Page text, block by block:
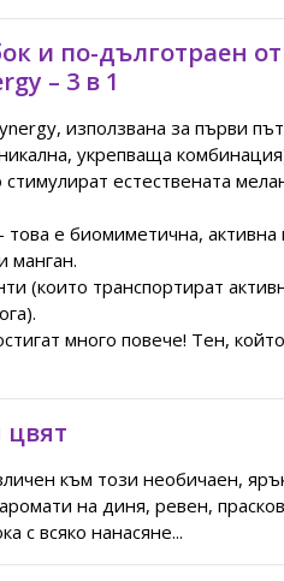
и по-дълготраен от
– 3 в 1
използвана за първи
укрепваща
стимулират естествената
това е биомиметична,
манган.
(които транспортират
много повече! Тен,
към този необичаен,
на диня, ревен,
с всяко нанасяне...